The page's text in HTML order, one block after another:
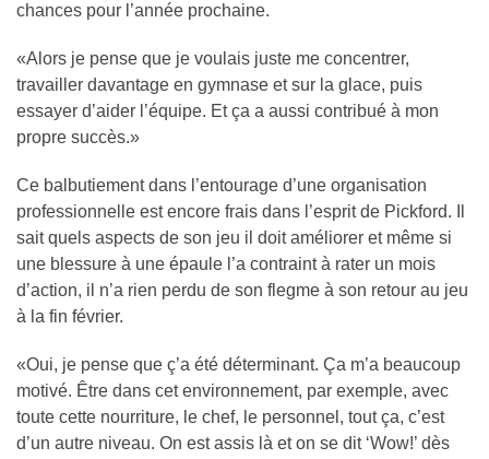
chances pour l’année prochaine.
«Alors je pense que je voulais juste me concentrer,
travailler davantage en gymnase et sur la glace, puis
essayer d’aider l’équipe. Et ça a aussi contribué à mon
propre succès.»
Ce balbutiement dans l’entourage d’une organisation
professionnelle est encore frais dans l’esprit de Pickford. Il
sait quels aspects de son jeu il doit améliorer et même si
une blessure à une épaule l’a contraint à rater un mois
d’action, il n’a rien perdu de son flegme à son retour au jeu
à la fin février.
«Oui, je pense que ç’a été déterminant. Ça m’a beaucoup
motivé. Être dans cet environnement, par exemple, avec
toute cette nourriture, le chef, le personnel, tout ça, c’est
d’un autre niveau. On est assis là et on se dit ‘Wow!’ dès